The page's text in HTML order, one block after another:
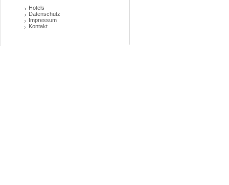
Hotels
Datenschutz
Impressum
Kontakt